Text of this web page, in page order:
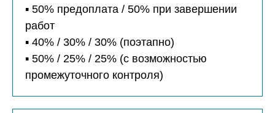
▪️ 50% предоплата / 50% при завершении
работ
▪️ 40% / 30% / 30% (поэтапно)
▪️ 50% / 25% / 25% (с возможностью
промежуточного контроля)